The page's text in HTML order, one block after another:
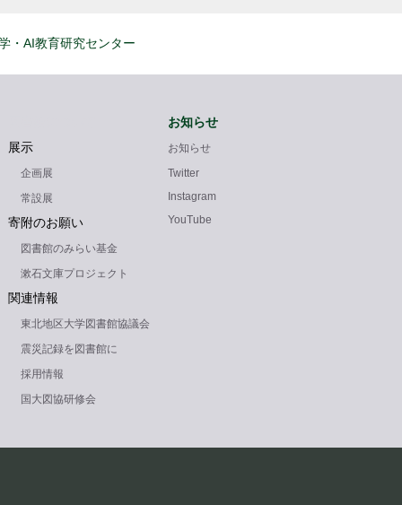
・AI教育研究センター
展示
企画展
常設展
寄附のお願い
図書館のみらい基金
漱石文庫プロジェクト
関連情報
東北地区大学図書館協議会
震災記録を図書館に
採用情報
国大図協研修会
お知らせ
お知らせ
Twitter
Instagram
YouTube